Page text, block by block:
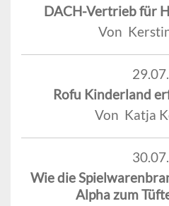
DACH-Vertrieb für
Von
Rofu Kinderland
Von Katja
Wie die
Alpha zum